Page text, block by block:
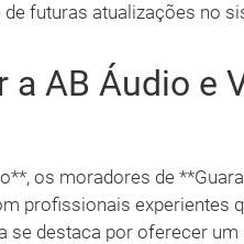
futuras atualizações no
a AB Áudio e
os moradores de
profissionais experientes
se destaca por oferecer um